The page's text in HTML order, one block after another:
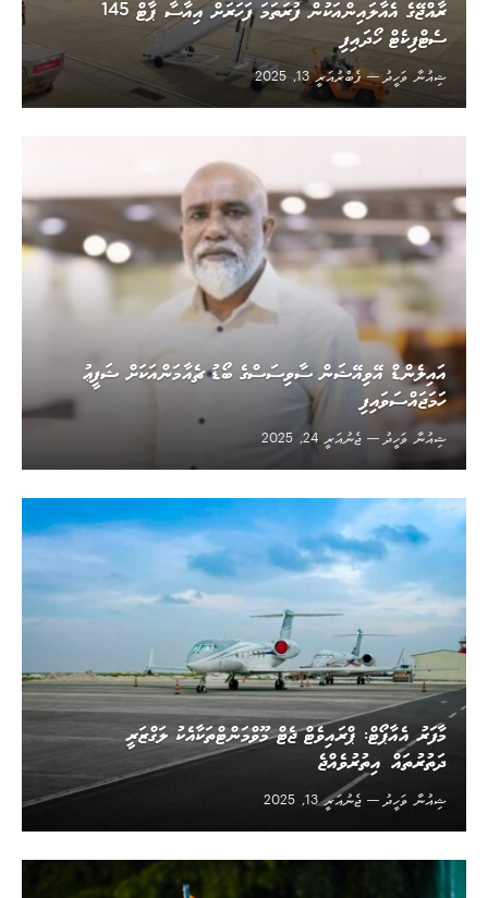
ރާއްޖޭގެ އެއާލައިންއަކުން ފުރަތަމަ ފަހަރަށް އިއާސާ ޕާޓް 145
ސެޓްފިކެޓް ހޯދައިފި
ޝިއުނާ ވަހީދު
ފެބްރުއަރީ 13, 2025
އައިލެންޑް އޭވިއޭޝަން ސާވިސަސްގެ ބޯޑު ޗެއާމަންއަކަށް ޝަފީޢު
ހަމަޖައްސަވައިފި
ޝިއުނާ ވަހީދު
ޖެނުއަރީ 24, 2025
މާފަރު އެއާޕޯޓް: ޕްރައިވެޓް ޖެޓް މޫވްމަންޓްތަކާއެކު ލަގްޒަރީ
ދަތުރުތައް އިތުރުވެއްޖެ
ޝިއުނާ ވަހީދު
ޖެނުއަރީ 13, 2025